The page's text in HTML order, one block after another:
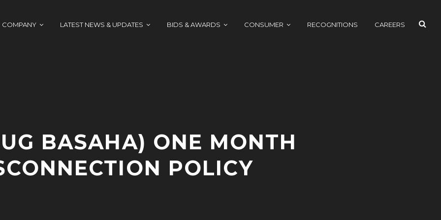
COMPANY LATEST NEWS & UPDATES BIDS & AWARDS CONSUMER RECOGNITIONS CAREERS
BASAHA) ONE MONTH
POLICY